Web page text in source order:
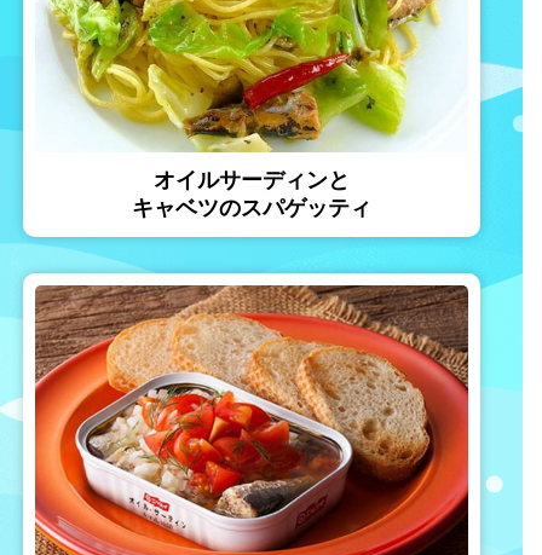
オイルサーディンと
キャベツのスパゲッティ